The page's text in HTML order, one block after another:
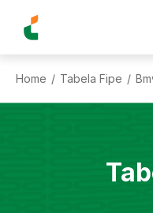
Home / Tabela Fipe /